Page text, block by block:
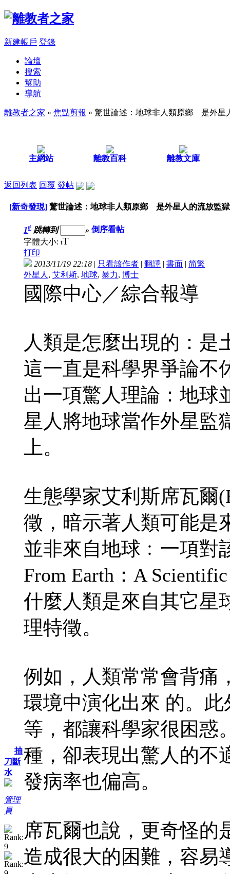
新建帳戶 登錄
論壇
搜索
幫助
導航
離教者之家 » 焦點剪報 » 驚世論述：地球非人類原鄉 是外星
主網站 離教百科 離教文庫
返回列表 回覆 發帖
[新奇發現] 驚世論述：地球非人類原鄉 是外星人的流放監
抽
刀斷
水
管理
員
1# 跳轉到 » 倒序看帖
字體大小: tT
打印
2013/11/19 22:18 | 只看該作者 | 翻譯 | 書面 | 简繁
外星人 , 艾利斯, 地球, 暴力, 博士
國際中心／綜合報導
人類是怎麼出現的：是
這一直是科學界爭論不
出一項驚人理論：地球
星人將地球當作外星監
上。
生態學家艾利斯席瓦爾
徵，暗示著人類可能是
並非來自地球﹕一項對
From Earth：A
什麼人類是來自其它星
理特徵。
例如，人類常常會背痛
環境中演化出來 的。
等，都讓科學家很困惑
種，卻表現出驚人的不
發病率也偏高。
席瓦爾也說，更奇怪的
造成很大的困難，容易